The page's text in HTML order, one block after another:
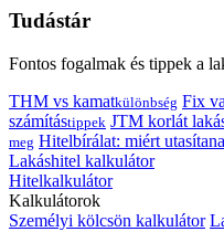
Tudástár
Fontos fogalmak és tippek a
THM vs kamatkülönbség Fix
számítástippek JTM korlát
meg Hitelbírálat: miért
Lakáshitel kalkulátor
Hitelkalkulátor
Kalkulátorok
Személyi kölcsön kalkulátor